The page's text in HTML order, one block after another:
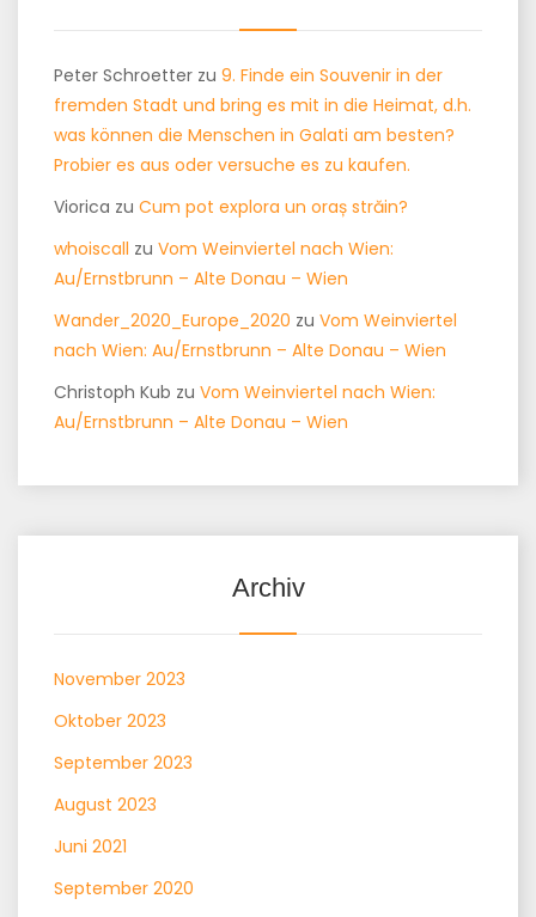
Peter Schroetter zu 9. Finde ein Souvenir in der
fremden Stadt und bring es mit in die Heimat, d.h.
was können die Menschen in Galati am besten?
Probier es aus oder versuche es zu kaufen.
Viorica zu Cum pot explora un oraș străin?
whoiscall zu Vom Weinviertel nach Wien:
Au/Ernstbrunn – Alte Donau – Wien
Wander_2020_Europe_2020 zu Vom Weinviertel
nach Wien: Au/Ernstbrunn – Alte Donau – Wien
Christoph Kub zu Vom Weinviertel nach Wien:
Au/Ernstbrunn – Alte Donau – Wien
Archiv
November 2023
Oktober 2023
September 2023
August 2023
Juni 2021
September 2020